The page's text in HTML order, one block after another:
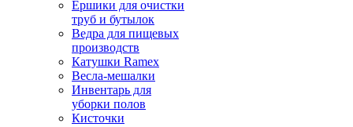
Ершики для очистки
труб и бутылок
Ведра для пищевых
производств
Катушки Ramex
Весла-мешалки
Инвентарь для
уборки полов
Кисточки